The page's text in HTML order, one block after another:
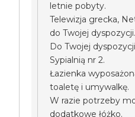
letnie pobyty.
Telewizja grecka,
do Twojej dyspozycji.
Do Twojej
Sypialnią nr 2.
Łazienka
toaletę i umywalkę.
W razie potrzeby
dodatkowe łóżko.